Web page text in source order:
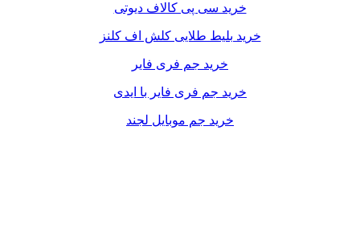
خرید سی پی کالاف دیوتی
خرید بلیط طلایی کلش اف کلنز
خرید جم فری فایر
خرید جم فری فایر با ایدی
خرید جم موبایل لجند